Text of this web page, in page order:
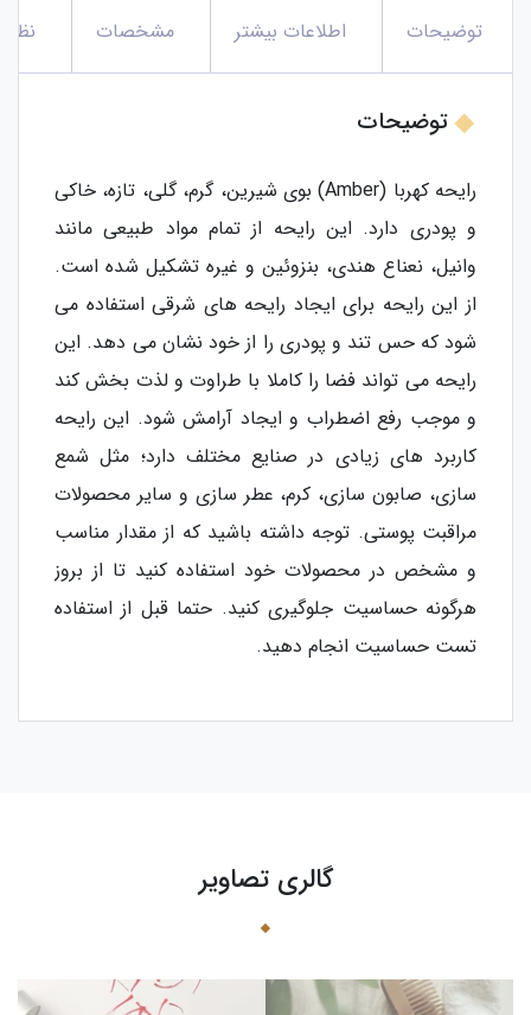
توضیحات اطلاعات بیشتر مشخصات
توضیحات
رایحه کهربا (Amber) بوی شیرین، گرم، گلی، تازه، خاکی
و پودری دارد. این رایحه از تمام مواد طبیعی مانند
وانیل، نعناع هندی، بنزوئین و غیره تشکیل شده است.
از این رایحه برای ایجاد رایحه های شرقی استفاده می
شود که حس تند و پودری را از خود نشان می دهد. این
رایحه می تواند فضا را کاملا با طراوت و لذت بخش کند
و موجب رفع اضطراب و ایجاد آرامش شود. این رایحه
کاربرد های زیادی در صنایع مختلف دارد؛ مثل شمع
سازی، صابون سازی، کرم، عطر سازی و سایر محصولات
مراقبت پوستی. توجه داشته باشید که از مقدار مناسب
و مشخص در محصولات خود استفاده کنید تا از بروز
هرگونه حساسیت جلوگیری کنید. حتما قبل از استفاده
تست حساسیت انجام دهید.
گالری تصاویر